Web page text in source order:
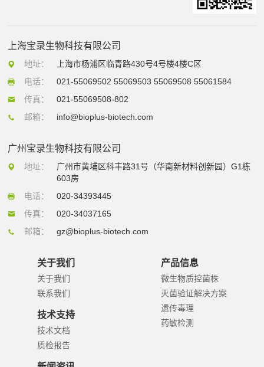
上海宝录生物科技有限公司
地址：
上海市杨浦区临青路430号4号楼4楼C区
电话：
021-55069502 55069503 55069508 55061584
传真：
021-55069508-802
邮箱：
info@bioplus-biotech.com
广州宝录生物科技有限公司
地址：
广州市黄埔区科丰路31号（华南新材料创新园）G1栋
603房
电话：
020-34393445
传真：
020-34037165
邮箱：
gz@bioplus-biotech.com
关于我们
关于我们
联系我们
技术支持
技术文档
质检报告
产品信息
微生物质控菌株
灭菌验证解决方案
遗传毒理
药敏检测